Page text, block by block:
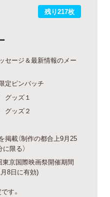
残り217枚
セージ＆最新情報のメー
定ピンバッチ
グッズ１
グッズ２
載（制作の都合上9月25
限る）
東京国際映画祭開催期間
8日に有効)
す。